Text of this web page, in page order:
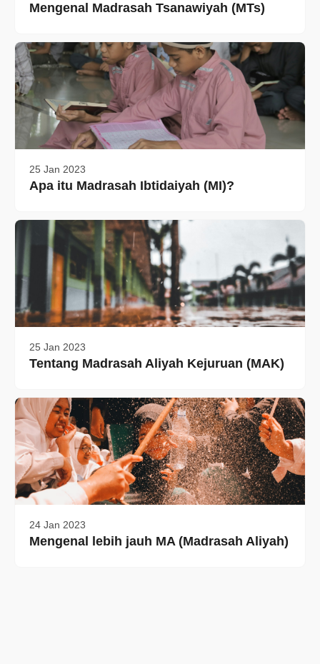
Mengenal Madrasah Tsanawiyah (MTs)
25 Jan 2023
Apa itu Madrasah Ibtidaiyah (MI)?
25 Jan 2023
Tentang Madrasah Aliyah Kejuruan (MAK)
24 Jan 2023
Mengenal lebih jauh MA (Madrasah Aliyah)